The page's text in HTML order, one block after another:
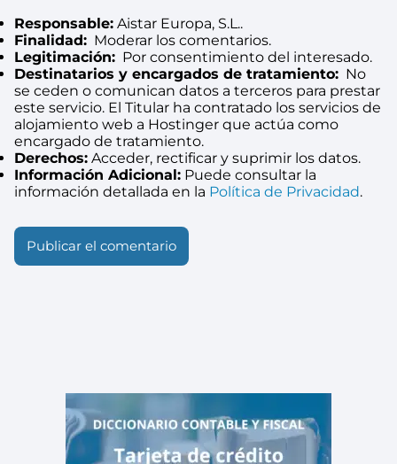
Responsable: Aistar Europa, S.L..
Finalidad: Moderar los comentarios.
Legitimación: Por consentimiento del interesado.
Destinatarios y encargados de tratamiento: No
se ceden o comunican datos a terceros para prestar
este servicio. El Titular ha contratado los servicios de
alojamiento web a Hostinger que actúa como
encargado de tratamiento.
Derechos: Acceder, rectificar y suprimir los datos.
Información Adicional: Puede consultar la
información detallada en la Política de Privacidad.